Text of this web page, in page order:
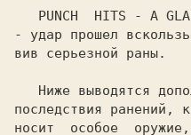
PUNCH  HITS - A
- удар прошел
вив серьезной раны.
последствия ранений,